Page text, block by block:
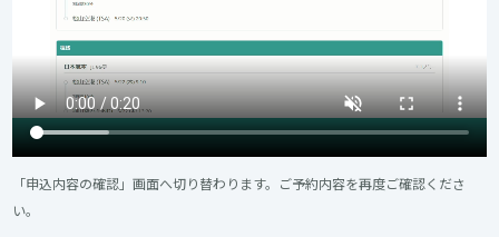
「申込内容の確認」画面へ切り替わります。ご予約内容を再度ご確認くださ
い。